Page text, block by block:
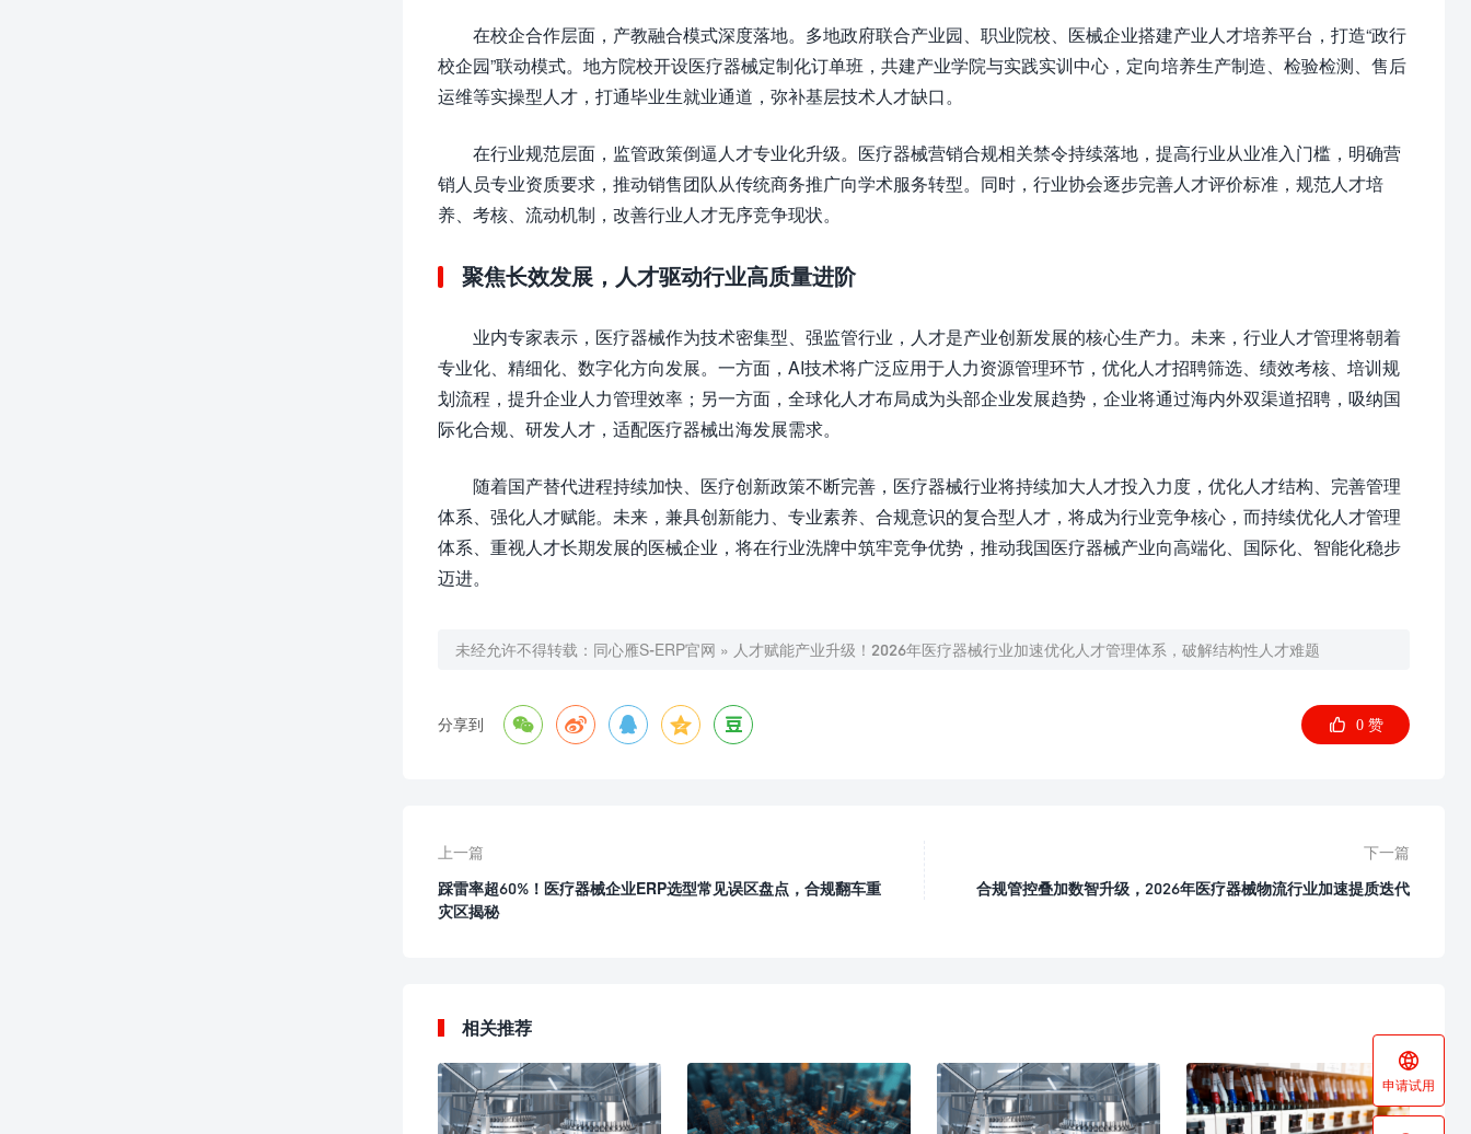
在校企合作层面，产教融合模式深度落地。多地政府联合产业园、职业院校、医械企业搭建产业人才培养平台，打造“政行
校企园”联动模式。地方院校开设医疗器械定制化订单班，共建产业学院与实践实训中心，定向培养生产制造、检验检测、售后
运维等实操型人才，打通毕业生就业通道，弥补基层技术人才缺口。
在行业规范层面，监管政策倒逼人才专业化升级。医疗器械营销合规相关禁令持续落地，提高行业从业准入门槛，明确营
销人员专业资质要求，推动销售团队从传统商务推广向学术服务转型。同时，行业协会逐步完善人才评价标准，规范人才培
养、考核、流动机制，改善行业人才无序竞争现状。
聚焦长效发展，人才驱动行业高质量进阶
业内专家表示，医疗器械作为技术密集型、强监管行业，人才是产业创新发展的核心生产力。未来，行业人才管理将朝着
专业化、精细化、数字化方向发展。一方面，AI技术将广泛应用于人力资源管理环节，优化人才招聘筛选、绩效考核、培训规
划流程，提升企业人力管理效率；另一方面，全球化人才布局成为头部企业发展趋势，企业将通过海内外双渠道招聘，吸纳国
际化合规、研发人才，适配医疗器械出海发展需求。
随着国产替代进程持续加快、医疗创新政策不断完善，医疗器械行业将持续加大人才投入力度，优化人才结构、完善管理
体系、强化人才赋能。未来，兼具创新能力、专业素养、合规意识的复合型人才，将成为行业竞争核心，而持续优化人才管理
体系、重视人才长期发展的医械企业，将在行业洗牌中筑牢竞争优势，推动我国医疗器械产业向高端化、国际化、智能化稳步
迈进。
未经允许不得转载： 同心雁S-ERP官网 » 人才赋能产业升级！2026年医疗器械行业加速优化人才管理体系，破解结构性人才难题
分享到       0 赞
上一篇
踩雷率超60%！医疗器械企业ERP选型常见误区盘点，合规翻车重
灾区揭秘
下一篇
合规管控叠加数智升级，2026年医疗器械物流行业加速提质迭代
相关推荐

申请试用